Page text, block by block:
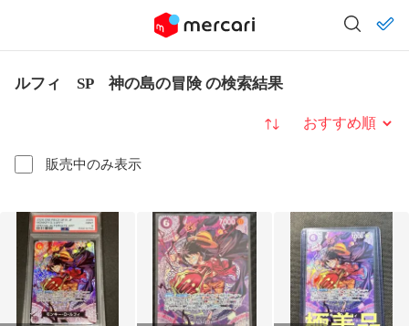
ルフィ SP 神の島の冒険 の検索結果
販売中のみ表示
並び替え